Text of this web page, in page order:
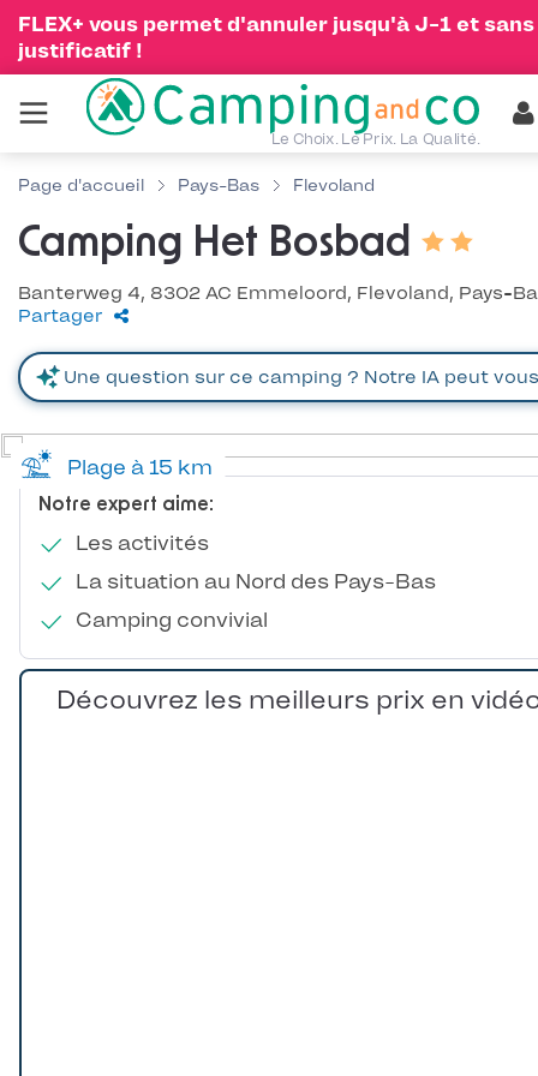
FLEX+ vous permet d'annuler jusqu'à J-1 et sans
justificatif !
Le Choix. Le Prix. La Qualité.
Page d'accueil Pays-Bas Flevoland
Camping Het Bosbad
Banterweg 4, 8302 AC Emmeloord, Flevoland, Pays-
Partager
Notre expert aime:
Les activités
La situation au Nord des Pays-Bas
Camping convivial
Plage à 15 km
Découvrez les meilleurs prix en